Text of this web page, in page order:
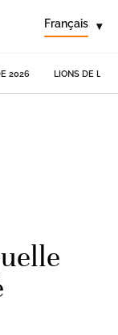
Français ▾
2026 LIONS DE